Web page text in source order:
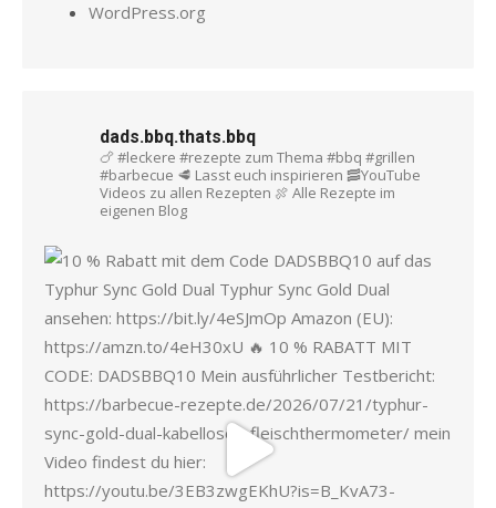
WordPress.org
dads.bbq.thats.bbq
🍗 #leckere #rezepte zum Thema #bbq #grillen
#barbecue 🥩 Lasst euch inspirieren 🥓YouTube
Videos zu allen Rezepten 🍖 Alle Rezepte im
eigenen Blog